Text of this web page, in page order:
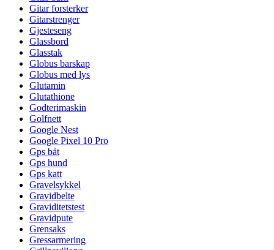
Gitar forsterker
Gitarstrenger
Gjesteseng
Glassbord
Glasstak
Globus barskap
Globus med lys
Glutamin
Glutathione
Godterimaskin
Golfnett
Google Nest
Google Pixel 10 Pro
Gps båt
Gps hund
Gps katt
Gravelsykkel
Gravidbelte
Graviditetstest
Gravidpute
Grensaks
Gressarmering